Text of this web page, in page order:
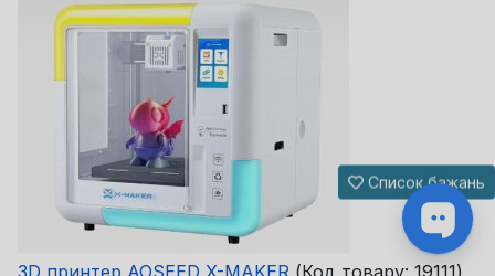
3D принтер AOSEED X-MAKER (Код товару: 19111)
Список бажань